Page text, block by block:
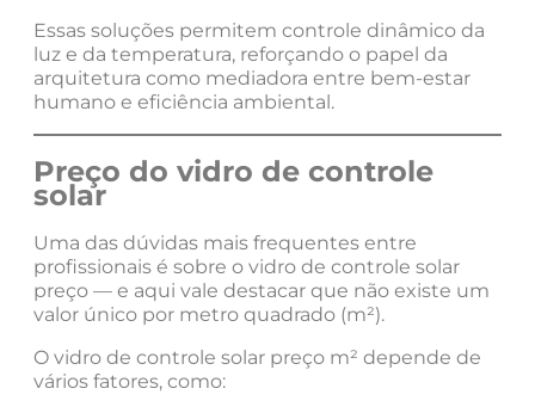
Essas soluções permitem controle dinâmico da
luz e da temperatura, reforçando o papel da
arquitetura como mediadora entre bem-estar
humano e eficiência ambiental.
Preço do vidro de controle
solar
Uma das dúvidas mais frequentes entre
profissionais é sobre o vidro de controle solar
preço — e aqui vale destacar que não existe um
valor único por metro quadrado (m²).
O vidro de controle solar preço m² depende de
vários fatores, como: